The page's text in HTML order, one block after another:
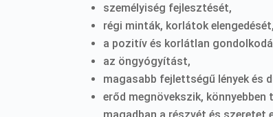
személyiség fejlesztését,
régi minták, korlátok elengedését,
a pozitív és korlátlan
az öngyógyítást,
magasabb fejlettségű lények és
erőd megnövekszik,
magadban a részvét és szeretet